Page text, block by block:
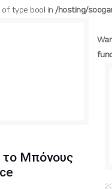
type bool in /hosting/
το Μπόνους